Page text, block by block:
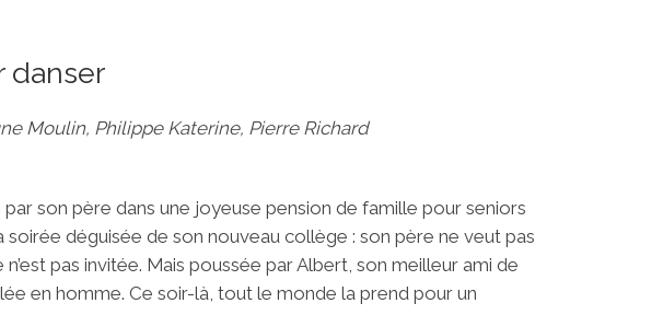
danser
Moulin, Philippe Katerine, Pierre Richard
son père dans une joyeuse pension de famille pour seniors
soirée déguisée de son nouveau collège : son père ne veut pas
pas invitée. Mais poussée par Albert, son meilleur ami de
en homme. Ce soir-là, tout le monde la prend pour un